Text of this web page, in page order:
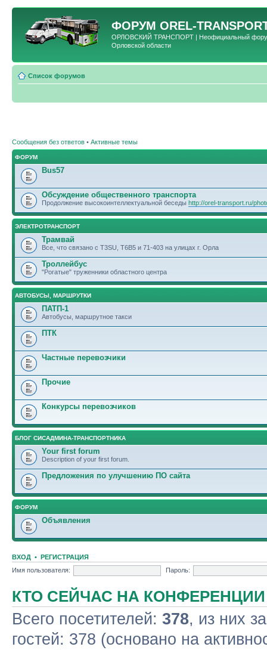
ФОРУМ OREL-
ОРЛОВСКИЙ ТРАНСПОРТ | Неофициальный форум
Орловской области
Список форумов
Сообщения без ответов • Активные темы
ФОРУМ
Bus57
Обсуждение общественного транспорта
Продолжение высокоинтеллектуальной беседы http://orel-transport.ru/
ЭЛЕКТРОТРАНСПОРТ
Трамвай
Все, что связано с T3SU, T6B5 и 71-403 на улицах г. Орла
Троллейбус
"Рогатые" труженники областного центра
АВТОБУСЫ, МАРШРУТКИ
ПАТП-1
Автобусы, маршрутное такси
ПТК
Частные перевозчики
Прочие
Конкурсы перевозчиков
БЛОГ СИСАДМИНА-ТРАНСПОРТНИКА
Your first forum
Description of your first forum.
Предложения по улучшению ПО сайта
ФОРУМ
Объявления
ВХОД • РЕГИСТРАЦИЯ
Имя пользователя:
Пароль:
КТО СЕЙЧАС НА КОНФЕРЕНЦИИ
Всего посетителей: 378, из них
гостей: 378 (основано на